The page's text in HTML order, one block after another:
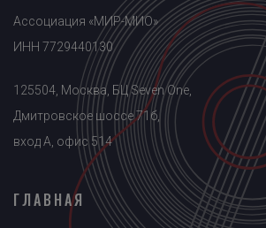
Ассоциация «МИР-МИО»
ИНН 7729440130
125504, Москва, БЦ Seven One,
Дмитровское шоссе 71б,
вход A, офис 514
ГЛАВНАЯ